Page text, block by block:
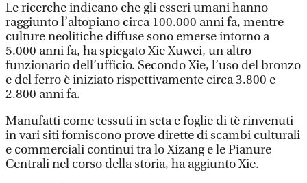
Le ricerche indicano che gli esseri umani hanno
raggiunto l’altopiano circa 100.000 anni fa, mentre
culture neolitiche diffuse sono emerse intorno a
5.000 anni fa, ha spiegato Xie Xuwei, un altro
funzionario dell’ufficio. Secondo Xie, l’uso del bronzo
e del ferro è iniziato rispettivamente circa 3.800 e
2.800 anni fa.
Manufatti come tessuti in seta e foglie di tè rinvenuti
in vari siti forniscono prove dirette di scambi culturali
e commerciali continui tra lo Xizang e le Pianure
Centrali nel corso della storia, ha aggiunto Xie.